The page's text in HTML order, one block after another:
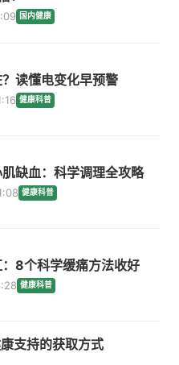
国内健康
读懂电变化早预警
健康科普
缺血：科学调理全攻略
健康科普
8个科学缓痛方法收好
健康科普
支持的获取方式